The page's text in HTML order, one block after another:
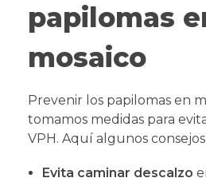
papilomas
mosaico
Prevenir los papilomas en
tomamos medidas para
VPH. Aquí algunos
Evita caminar descalzo